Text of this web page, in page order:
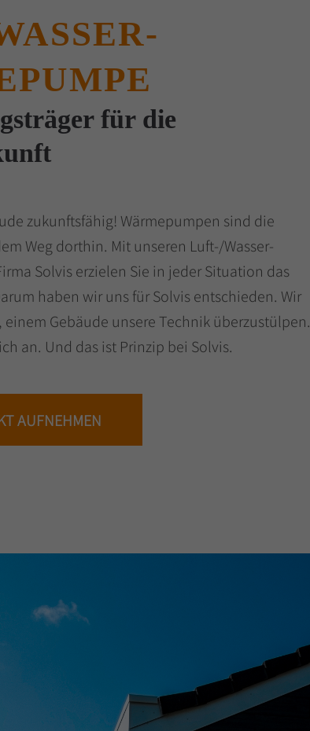
für die
zukunftsfähig! Wärmepumpen sind die
Weg dorthin. Mit unseren Luft-/Wasser-
Solvis erzielen Sie in jeder Situation das
haben wir uns für Solvis entschieden. Wir
Gebäude unsere Technik überzustülpen.
an. Und das ist Prinzip bei Solvis.
AUFNEHMEN